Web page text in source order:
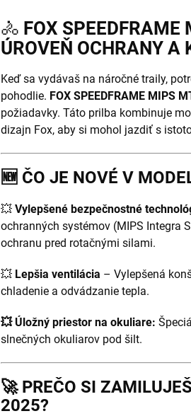
🚴 FOX
ÚROVEŇ OCHRANY A
Keď sa vydávaš na náročné traily,
pohodlie. FOX SPEEDFRAME MIPS
požiadavky. Táto prilba kombinuje
dizajn Fox, aby si mohol jazdiť s
🆕 ČO JE NOVÉ V
💥 Vylepšené bezpečnostné
ochranných systémov (MIPS Integra
ochranu pred rotačnými silami.
💥 Lepšia ventilácia – Vylepšená
chladenie a odvádzanie tepla.
💥 Úložný priestor na okuliare:
slnečných okuliarov pod šilt.
🚀 PREČO SI
2025?